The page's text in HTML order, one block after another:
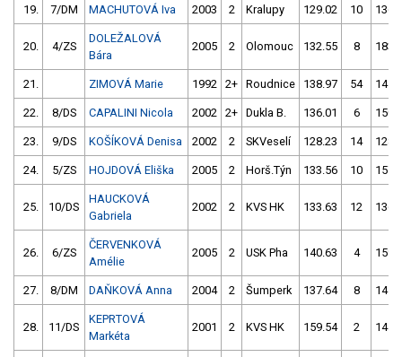
19. 7/DM MACHUTOVÁ Iva 2003 2 Kralupy 129.02 10
20. 4/ZS
DOLEŽALOVÁ
Bára
2005 2 Olomouc 132.55 8
21. ZIMOVÁ Marie 1992 2+ Roudnice 138.97 54
22. 8/DS CAPALINI Nicola 2002 2+ Dukla B. 136.01 6
23. 9/DS KOŠÍKOVÁ Denisa 2002 2 SKVeselí 128.23 14
24. 5/ZS HOJDOVÁ Eliška 2005 2 Horš.Týn 133.56 10
25. 10/DS
HAUCKOVÁ
Gabriela
2002 2 KVS HK 133.63 12
26. 6/ZS
ČERVENKOVÁ
Amélie
2005 2 USK Pha 140.63 4
27. 8/DM DAŇKOVÁ Anna 2004 2 Šumperk 137.64 8
28. 11/DS
KEPRTOVÁ
Markéta
2001 2 KVS HK 159.54 2